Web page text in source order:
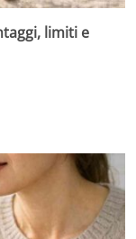
limiti e